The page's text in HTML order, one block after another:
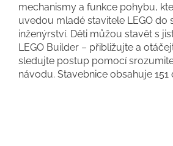
mechanismy a funkce pohybu,
uvedou mladé stavitele LEGO do
inženýrství. Děti můžou stavět s
LEGO Builder – přibližujte a
sledujte postup pomocí
návodu. Stavebnice obsahuje 151